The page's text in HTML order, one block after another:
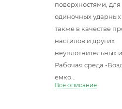
поверхностями,
одиночных ударных
также в качестве
настилов и других
неуплотнительных
Рабочая среда -
емко...
Всё описание